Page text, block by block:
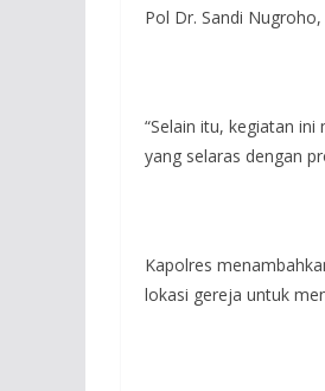
Pol Dr. Sandi Nugroho,
“Selain itu, kegiatan
yang selaras dengan
Kapolres
lokasi gereja untuk